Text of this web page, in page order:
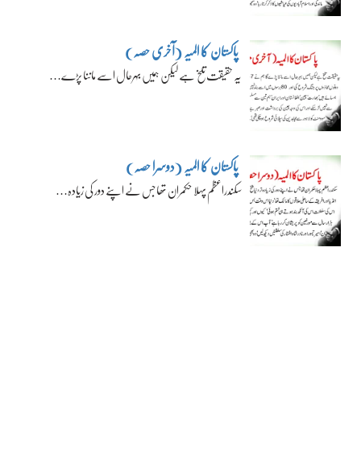
پاکستان کا المیہ (آخری حصہ)
یہ حقیقت تلخ ہے لیکن ہمیں بہرحال اسے ماننا پڑے…
پاکستان کا المیہ (دوسرا حصہ)
سکندراعظم پہلا حکمران تھا جس نے اپنے دور کی زیادہ…